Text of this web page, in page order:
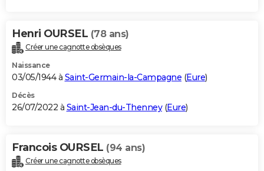
Henri OURSEL (78 ans)
Créer une cagnotte obsèques
Naissance
03/05/1944 à Saint-Germain-la-Campagne (Eure)
Décès
26/07/2022 à Saint-Jean-du-Thenney(Eure)
Francois OURSEL (94 ans)
Créer une cagnotte obsèques